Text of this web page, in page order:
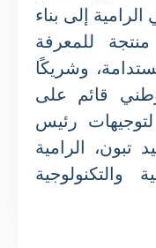
إلى بناء
للمعرفة
وشريكًا
قائم على
لتوجيهات رئيس
تبون، الرامية
والتكنولوجية